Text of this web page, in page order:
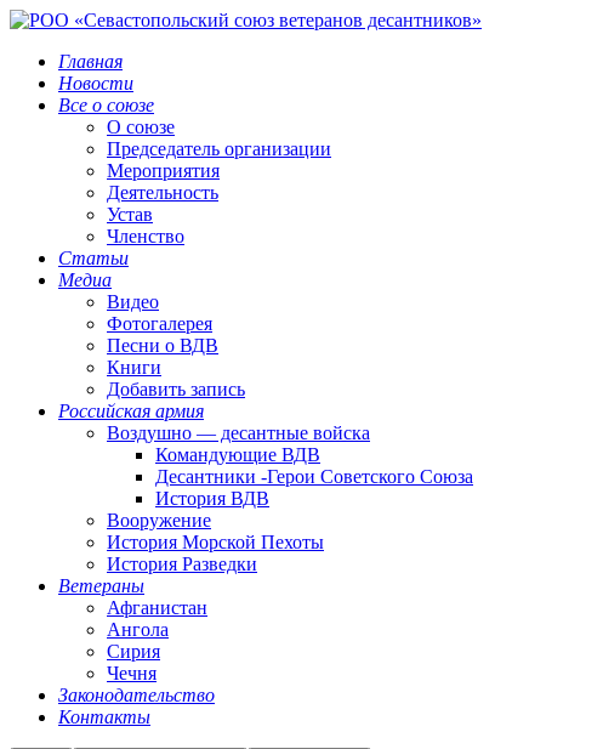
Главная
Новости
Все о союзе
О союзе
Председатель организации
Мероприятия
Деятельность
Устав
Членство
Статьи
Медиа
Видео
Фотогалерея
Песни о ВДВ
Книги
Добавить запись
Российская армия
Воздушно — десантные войска
Командующие ВДВ
Десантники -Герои Советского Союза
История ВДВ
Вооружение
История Морской Пехоты
История Разведки
Ветераны
Афганистан
Ангола
Сирия
Чечня
Законодательство
Контакты